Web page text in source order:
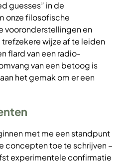
guesses” in de
onze filosofische
vooronderstellingen en
wijze af te leiden
flard van een radio-
van een betoog is
het gemak om er een
met me een standpunt
concepten toe te schrijven –
experimentele confirmatie